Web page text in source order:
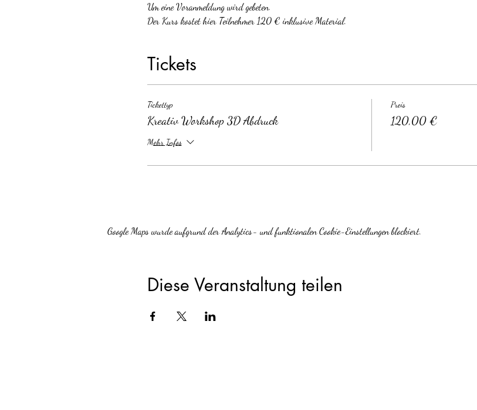
Um eine Voranmeldung wird gebeten.
Der Kurs kostet hier Teilnehmer 120 € inklusive Material.
Tickets
Tickettyp
Kreativ Workshop 3D Abdruck
Mehr Infos
Preis
120,00 €
Google Maps wurde aufgrund der Analytics- und funktionalen Cookie-Einstellungen blockiert.
Diese Veranstaltung teilen